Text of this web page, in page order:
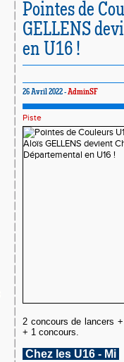
Pointes de
GELLENS
en U16 !
26 Avril 2022 -AdminSF
Piste
2 concours de lancers
+ 1 concours.
Chez les U16 - Mi